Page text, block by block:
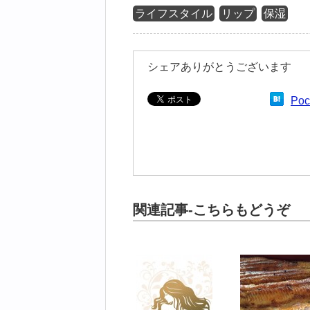
ライフスタイル リップ 保湿
シェアありがとうございます
関連記事-こちらもどうぞ